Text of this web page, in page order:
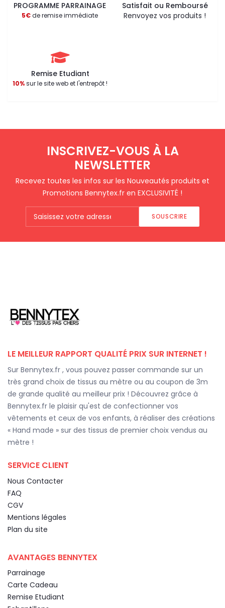
PROGRAMME PARRAINAGE
5€de remise immédiate
Satisfait ou Remboursé
Renvoyez vos produits !
Remise Etudiant
10%sur le site web et l'entrepôt !
INSCRIVEZ-VOUS À LA
NEWSLETTER
Recevez toutes les infos sur les Nouveautés produits et
Promotions Bennytex.fr en EXCLUSIVITÉ !
SOUSCRIRE
LE MEILLEUR RAPPORT QUALITÉ PRIX SUR INTERNET !
Sur Bennytex.fr , vous pouvez passer commande sur un
très grand choix de tissus au mètre ou au coupon de 3m
de grande qualité au meilleur prix ! Découvrez grâce à
Bennytex.fr le plaisir qu'est de confectionner vos
vêtements et ceux de vos enfants, à réaliser des créations
« Hand made » sur des tissus de premier choix vendus au
mètre !
SERVICE CLIENT
Nous Contacter
FAQ
CGV
Mentions légales
Plan du site
AVANTAGES BENNYTEX
Parrainage
Carte Cadeau
Remise Etudiant